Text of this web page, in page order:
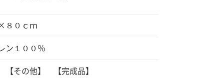
８０ｃｍ
ン１００％
その他】 【完成品】